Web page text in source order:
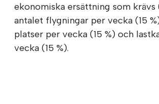
ekonomiska ersättning som krävs
antalet flygningar per vecka (15
platser per vecka (15 %) och
vecka (15 %).